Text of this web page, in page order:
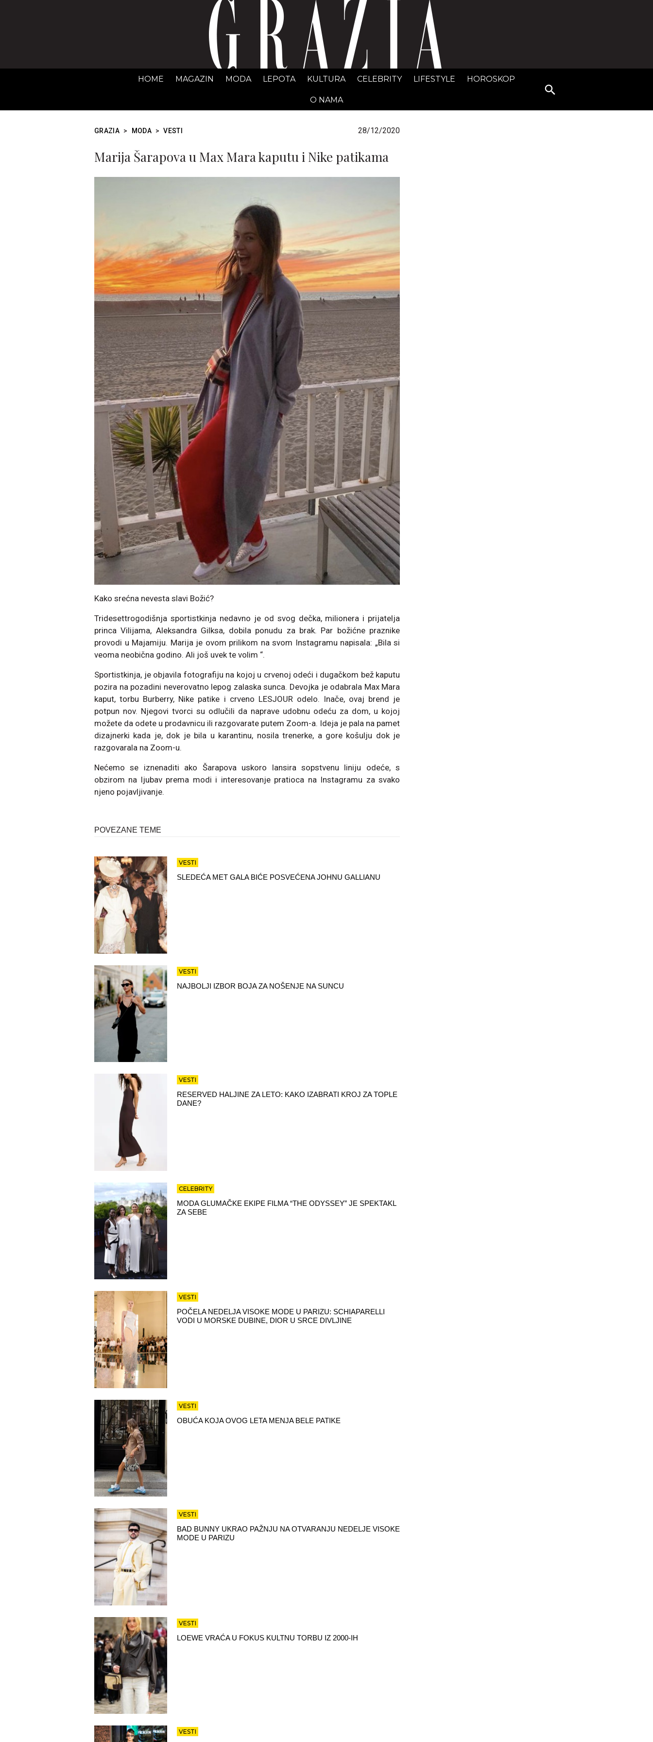
GRAZIA Srbija
HOME MAGAZIN MODA LEPOTA KULTURA CELEBRITY LIFESTYLE HOROSKOP
O NAMA
Search
for:
GRAZIA > MODA > VESTI 28/12/2020
Marija Šarapova u Max Mara kaputu i Nike patikama
Kako srećna nevesta slavi Božić?
Tridesettrogodišnja sportistkinja nedavno je od svog dečka, milionera i prijatelja
princa Vilijama, Aleksandra Gilksa, dobila ponudu za brak. Par božićne praznike
provodi u Majamiju. Marija je ovom prilikom na svom Instagramu napisala: „Bila si
veoma neobična godino. Ali još uvek te volim “.
Sportistkinja, je objavila fotografiju na kojoj u crvenoj odeći i dugačkom bež kaputu
pozira na pozadini neverovatno lepog zalaska sunca. Devojka je odabrala Max Mara
kaput, torbu Burberry, Nike patike i crveno LESJOUR odelo. Inače, ovaj brend je
potpun nov. Njegovi tvorci su odlučili da naprave udobnu odeću za dom, u kojoj
možete da odete u prodavnicu ili razgovarate putem Zoom-a. Ideja je pala na pamet
dizajnerki kada je, dok je bila u karantinu, nosila trenerke, a gore košulju dok je
razgovarala na Zoom-u.
Nećemo se iznenaditi ako Šarapova uskoro lansira sopstvenu liniju odeće, s
obzirom na ljubav prema modi i interesovanje pratioca na Instagramu za svako
njeno pojavljivanje.
POVEZANE TEME
VESTI
SLEDEĆA MET GALA BIĆE POSVEĆENA JOHNU GALLIANU
VESTI
NAJBOLJI IZBOR BOJA ZA NOŠENJE NA SUNCU
VESTI
RESERVED HALJINE ZA LETO: KAKO IZABRATI KROJ ZA TOPLE
DANE?
CELEBRITY
MODA GLUMAČKE EKIPE FILMA “THE ODYSSEY” JE SPEKTAKL
ZA SEBE
VESTI
POČELA NEDELJA VISOKE MODE U PARIZU: SCHIAPARELLI
VODI U MORSKE DUBINE, DIOR U SRCE DIVLJINE
VESTI
OBUĆA KOJA OVOG LETA MENJA BELE PATIKE
VESTI
BAD BUNNY UKRAO PAŽNJU NA OTVARANJU NEDELJE VISOKE
MODE U PARIZU
VESTI
LOEWE VRAĆA U FOKUS KULTNU TORBU IZ 2000-IH
VESTI